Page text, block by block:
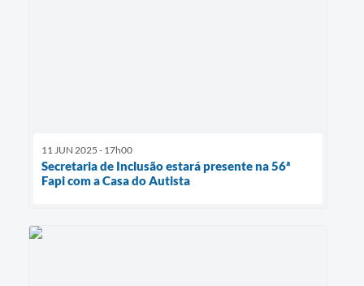
11 JUN 2025 - 17h00
Secretaria de Inclusão estará presente na 56ª
Fapi com a Casa do Autista